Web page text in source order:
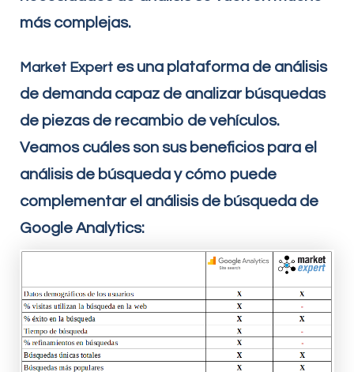
más complejas.
Market Expert es una plataforma de análisis
de demanda capaz de analizar búsquedas
de piezas de recambio de vehículos.
Veamos cuáles son sus beneficios para el
análisis de búsqueda y cómo puede
complementar el análisis de búsqueda de
Google Analytics: